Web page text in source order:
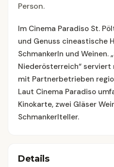
Person.
Im Cinema Paradiso St.
und Genuss cineastische
Schmankerln und Weinen.
Niederösterreich“
mit Partnerbetrieben
Laut Cinema Paradiso
Kinokarte, zwei Gläser
Schmankerlteller.
Details